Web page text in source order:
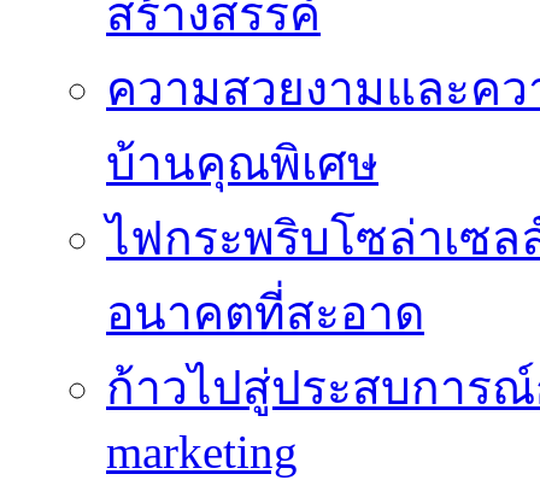
สร้างสรรค์
ความสวยงามและค
บ้านคุณพิเศษ
ไฟกระพริบโซล่าเซ
อนาคตที่สะอาด
ก้าวไปสู่ประสบการ
marketing